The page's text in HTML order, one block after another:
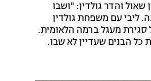
והדר גולדין: "ושבו
הביתה. ליבי עם משפחת גולדין
מעגל ברמה הלאומית.
כל הבנים שעדיין לא שבו.